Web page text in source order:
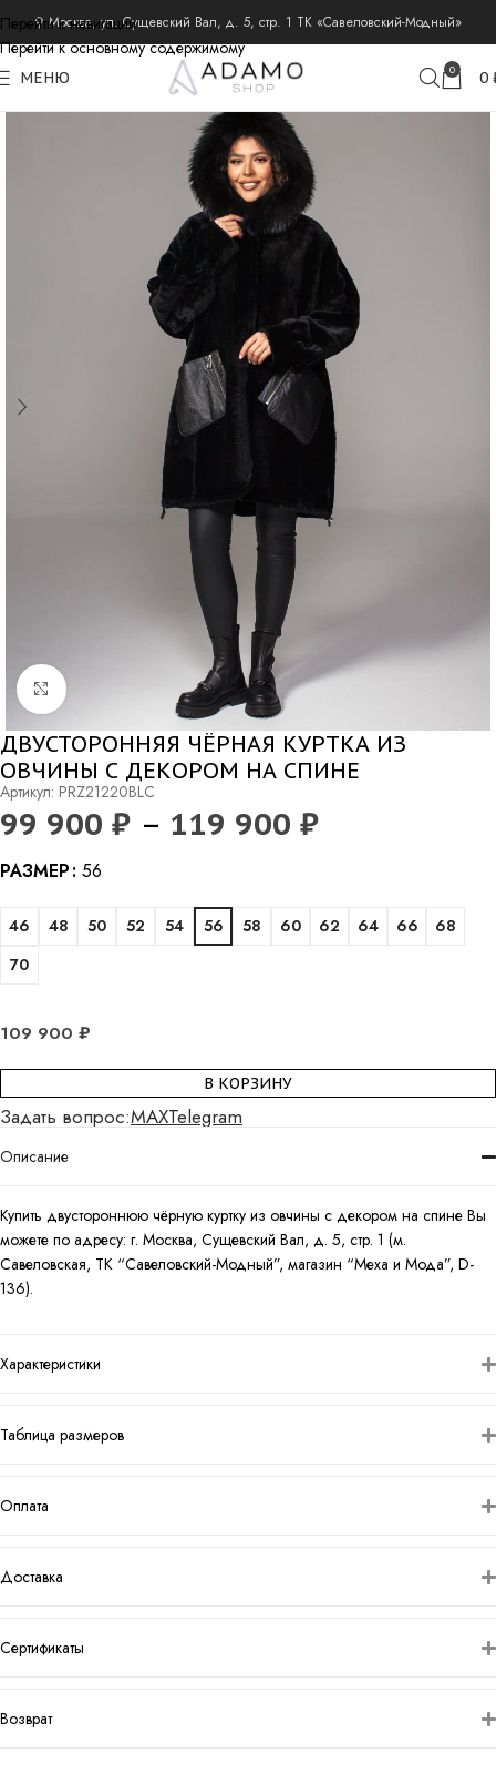
Перейти к навигации
Перейти к основному содержимому
⚲ Москва, ул. Сущевский Вал, д. 5, стр. 1 ТК «Савеловский-Модный»
МЕНЮ 0 0
главная
Нажмите, чтобы увеличить
ДВУСТОРОННЯЯ ЧЁРНАЯ КУРТКА ИЗ
ОВЧИНЫ С ДЕКОРОМ НА СПИНЕ
Артикул: PRZ21220BLC
99 900 ₽ – 119 900 ₽
РАЗМЕР 56
46 48 50 52 54 56 58 60 62 64 66
68
70
109 900 ₽
В КОРЗИНУ
Alternative:
Задать вопрос:MAXTelegram
Описание
Купить двустороннюю чёрную куртку из овчины с декором на спине Вы
можете по адресу: г. Москва, Сущевский Вал, д. 5, стр. 1 (м.
Савеловская, ТК “Савеловский-Модный”, магазин “Меха и Мода”, D-
136).
Характеристики
Таблица размеров
Оплата
Доставка
Сертификаты
Возврат